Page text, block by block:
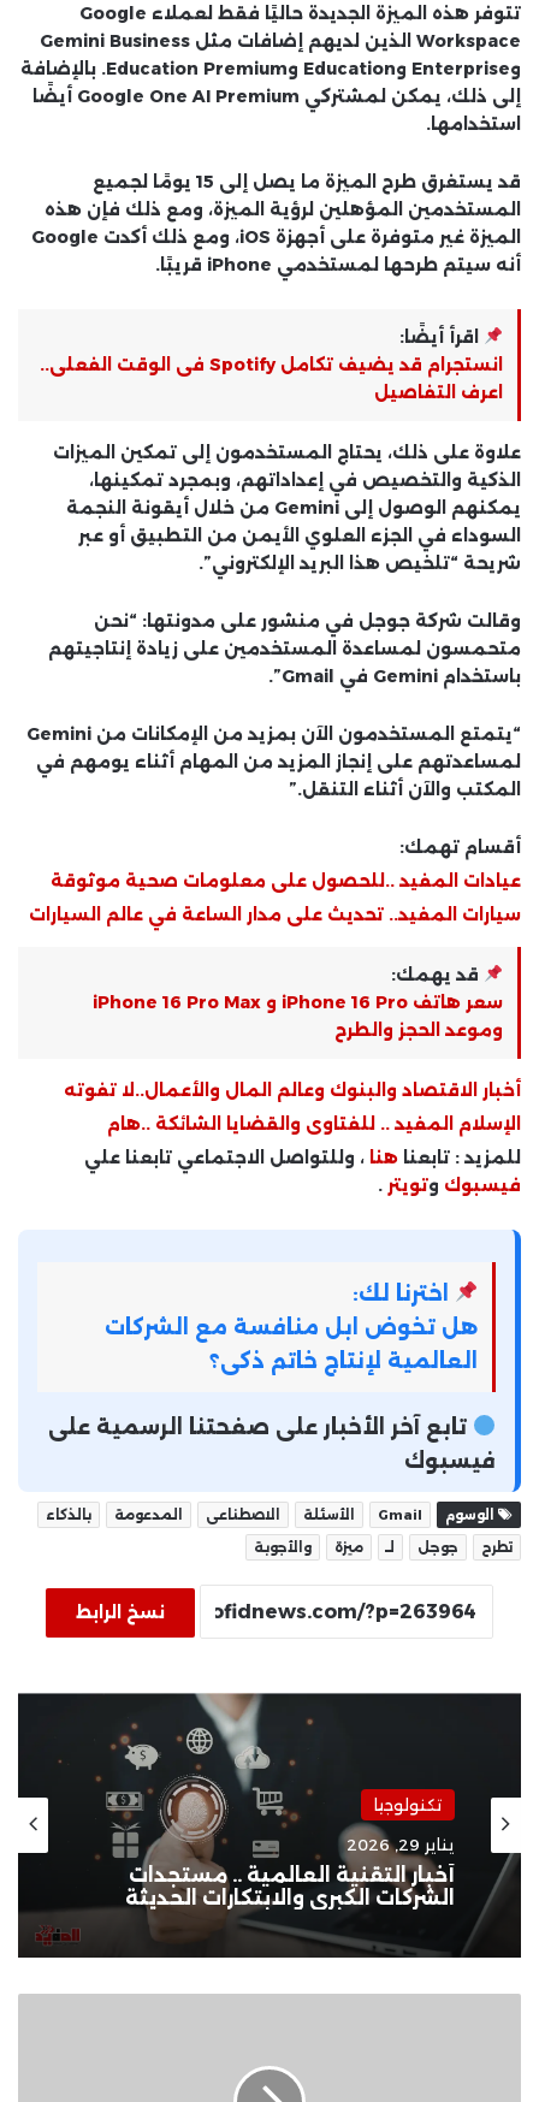
تتوفر هذه الميزة الجديدة حاليًا فقط لعملاء Google
Workspace الذين لديهم إضافات مثل Gemini Business
وEnterprise وEducation وEducation Premium. بالإضافة
إلى ذلك، يمكن لمشتركي Google One AI Premium أيضًا
استخدامها.
قد يستغرق طرح الميزة ما يصل إلى 15 يومًا لجميع
المستخدمين المؤهلين لرؤية الميزة، ومع ذلك فإن هذه
الميزة غير متوفرة على أجهزة iOS، ومع ذلك أكدت Google
أنه سيتم طرحها لمستخدمي iPhone قريبًا.
اقرأ أيضًا:
انستجرام قد يضيف تكامل Spotify فى الوقت الفعلى..
اعرف التفاصيل
علاوة على ذلك، يحتاج المستخدمون إلى تمكين الميزات
الذكية والتخصيص في إعداداتهم، وبمجرد تمكينها،
يمكنهم الوصول إلى Gemini من خلال أيقونة النجمة
السوداء في الجزء العلوي الأيمن من التطبيق أو عبر
شريحة “تلخيص هذا البريد الإلكتروني”.
وقالت شركة جوجل في منشور على مدونتها: “نحن
متحمسون لمساعدة المستخدمين على زيادة إنتاجيتهم
باستخدام Gemini في Gmail”.
“يتمتع المستخدمون الآن بمزيد من الإمكانات من Gemini
لمساعدتهم على إنجاز المزيد من المهام أثناء يومهم في
المكتب والآن أثناء التنقل.”
أقسام تهمك:
عيادات المفيد ..للحصول على معلومات صحية موثوقة
سيارات المفيد.. تحديث على مدار الساعة في عالم السيارات
قد يهمك:
سعر هاتف iPhone 16 Pro و iPhone 16 Pro Max
وموعد الحجز والطرح
أخبار الاقتصاد والبنوك وعالم المال والأعمال..لا تفوته
الإسلام المفيد .. للفتاوى والقضايا الشائكة ..هام
للمزيد : تابعنا هنا ، وللتواصل الاجتماعي تابعنا علي
فيسبوك وتويتر .
اخترنا لك:
هل تخوض ابل منافسة مع الشركات
العالمية لإنتاج خاتم ذكى؟
تابع آخر الأخبار على صفحتنا الرسمية على
فيسبوك
الوسوم Gmail الأسئلة الاصطناعى المدعومة
بالذكاء
تطرح
جوجل لـ ميزة والأجوبة
نسخ الرابط
تكنولوجيا
يناير 29, 2026
أخبار التقنية العالمية .. مستجدات
الشركات الكبرى والابتكارات الحديثة